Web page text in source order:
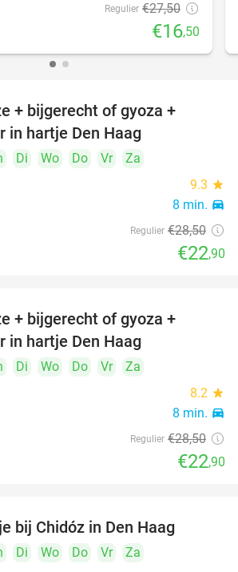
Regulier €27,50
€16,50
+ bijgerecht of gyoza +
in hartje Den Haag
Di Wo Do Vr
Za
9.3 star
8 min. directions_car
Regulier €28,50
€22,90
+ bijgerecht of gyoza +
in hartje Den Haag
Di Wo Do Vr
Za
8.2 star
8 min. directions_car
Regulier €28,50
€22,90
bij Chidóz in Den Haag
Di Wo Do Vr
Za